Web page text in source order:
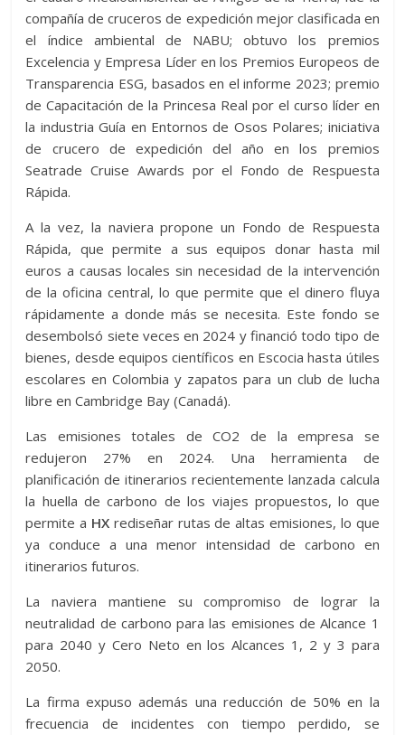
compañía de cruceros de expedición mejor clasificada en
el índice ambiental de NABU; obtuvo los premios
Excelencia y Empresa Líder en los Premios Europeos de
Transparencia ESG, basados ​​en el informe 2023; premio
de Capacitación de la Princesa Real por el curso líder en
la industria Guía en Entornos de Osos Polares; iniciativa
de crucero de expedición del año en los premios
Seatrade Cruise Awards por el Fondo de Respuesta
Rápida.
A la vez, la naviera propone un Fondo de Respuesta
Rápida, que permite a sus equipos donar hasta mil
euros a causas locales sin necesidad de la intervención
de la oficina central, lo que permite que el dinero fluya
rápidamente a donde más se necesita. Este fondo se
desembolsó siete veces en 2024 y financió todo tipo de
bienes, desde equipos científicos en Escocia hasta útiles
escolares en Colombia y zapatos para un club de lucha
libre en Cambridge Bay (Canadá).
Las emisiones totales de CO2 de la empresa se
redujeron 27% en 2024. Una herramienta de
planificación de itinerarios recientemente lanzada calcula
la huella de carbono de los viajes propuestos, lo que
permite a HX rediseñar rutas de altas emisiones, lo que
ya conduce a una menor intensidad de carbono en
itinerarios futuros.
La naviera mantiene su compromiso de lograr la
neutralidad de carbono para las emisiones de Alcance 1
para 2040 y Cero Neto en los Alcances 1, 2 y 3 para
2050.
La firma expuso además una reducción de 50% en la
frecuencia de incidentes con tiempo perdido, se